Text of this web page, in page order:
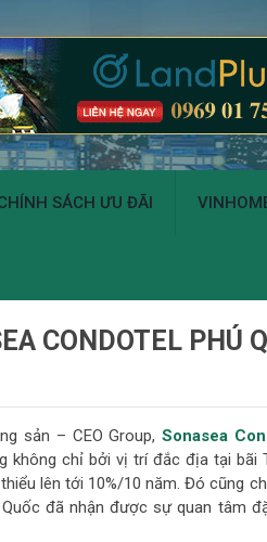
SÁCH ƯU ĐÃI
CONDOTEL PHÚ
sản – CEO Group,Sonasea
không chỉ bởi vị trí đắc địa tại bãi
lên tới 10%/10 năm. Đó cũng
đã nhận được sự quan tâm